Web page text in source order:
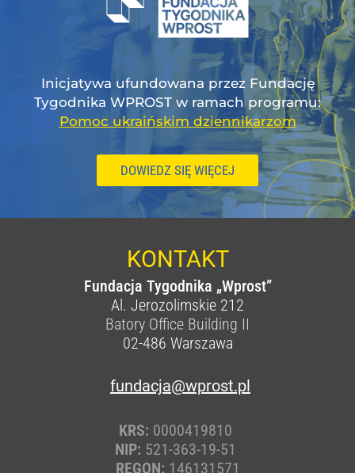
Inicjatywa ufundowana przez Fundację
Tygodnika WPROST w ramach programu:
Pomoc ukraińskim dziennikarzom
DOWIEDZ SIĘ WIĘCEJ
KONTAKT
Fundacja Tygodnika „Wprost”
Al. Jerozolimskie 212
Batory Office Building II
02-486 Warszawa
fundacja@wprost.pl
KRS: 0000419810
NIP: 521-363-19-51
REGON: 146131571